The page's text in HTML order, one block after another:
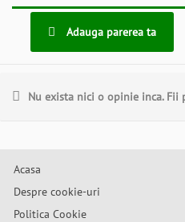
Adauga parerea ta
Nu exista nici o opinie inca. Fii
Acasa
Despre cookie-uri
Politica Cookie